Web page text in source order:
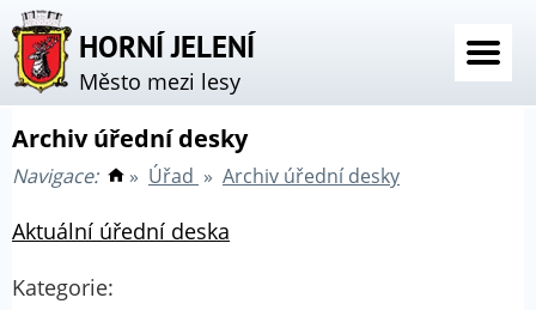
HORNÍ JELENÍ
Město mezi lesy
Archiv úřední desky
Navigace: » Úřad » Archiv úřední desky
Aktuální úřední deska
Kategorie: